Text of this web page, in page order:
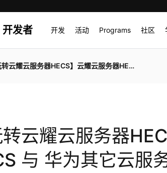
开发者 开发 活动 Programs 社区
云耀云服务器HECS】云耀云服务器HECS 与 华为其它云服务器的区别
转云耀云服务器
与 华为其它云服